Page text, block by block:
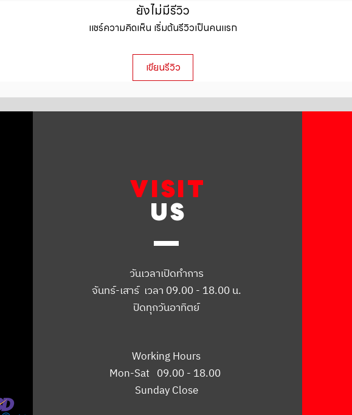
can buy from you with confidence.
ยังไม่มีรีวิว
แชร์ความคิดเห็น เริ่มต้นรีวิวเป็นคนแรก
เขียนรีวิว
VISIT
US
วันเวลาเปิดทำการ
จันทร์-เสาร์ เวลา 09.00 - 18.00 น.
ปิดทุกวันอาทิตย์
Working Hours
Mon-Sat 09.00 - 18.00
Sunday Close